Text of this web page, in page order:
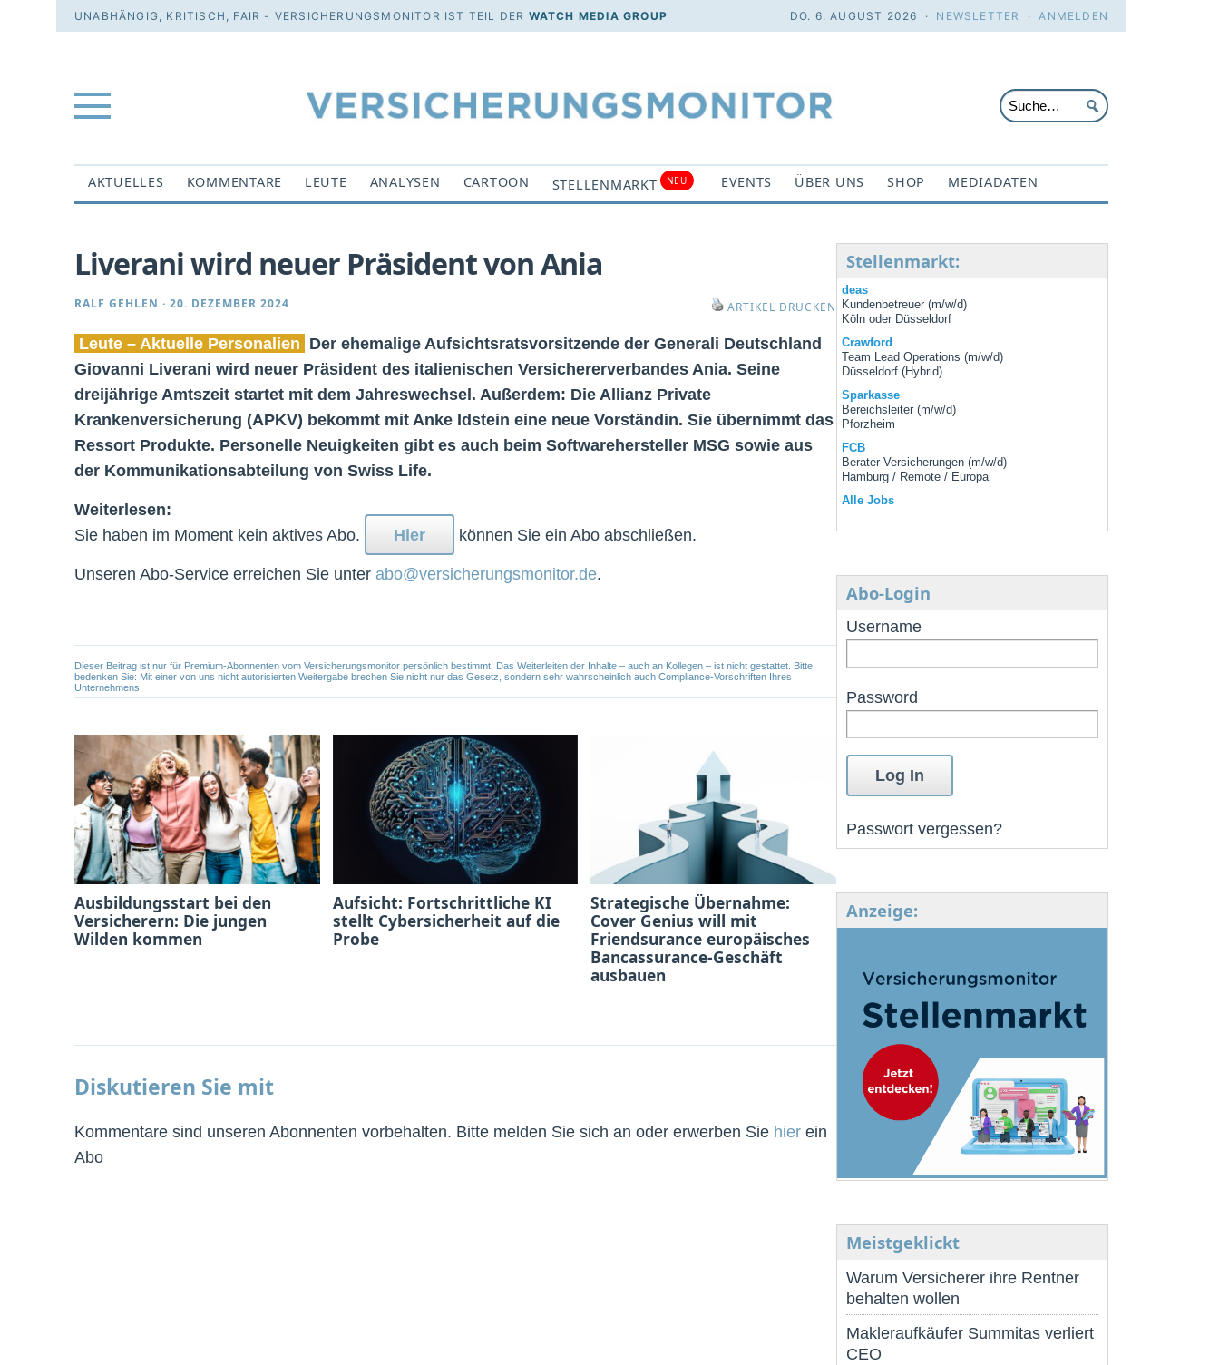
UNABHÄNGIG, KRITISCH, FAIR - VERSICHERUNGSMONITOR IST TEIL DER WATCH MEDIA GROUP DO. 6. AUGUST 2026 · NEWSLETTER ·ANMELDEN
AKTUELLES KOMMENTARE LEUTE ANALYSEN CARTOON STELLENMARKT NEU EVENTS ÜBER UNS SHOP MEDIADATEN
Liverani wird neuer Präsident von Ania
RALF GEHLEN · 20. DEZEMBER 2024 ARTIKEL DRUCKEN
Leute – Aktuelle Personalien Der ehemalige Aufsichtsratsvorsitzende der Generali Deutschland
Giovanni Liverani wird neuer Präsident des italienischen Versichererverbandes Ania. Seine
dreijährige Amtszeit startet mit dem Jahreswechsel. Außerdem: Die Allianz Private
Krankenversicherung (APKV) bekommt mit Anke Idstein eine neue Vorständin. Sie übernimmt das
Ressort Produkte. Personelle Neuigkeiten gibt es auch beim Softwarehersteller MSG sowie aus
der Kommunikationsabteilung von Swiss Life.
Weiterlesen:
Sie haben im Moment kein aktives Abo.
Hier können Sie ein Abo abschließen.
Unseren Abo-Service erreichen Sie unter abo@versicherungsmonitor.de.
Dieser Beitrag ist nur für Premium-Abonnenten vom Versicherungsmonitor persönlich bestimmt. Das Weiterleiten der Inhalte – auch an Kollegen – ist nicht gestattet. Bitte
bedenken Sie: Mit einer von uns nicht autorisierten Weitergabe brechen Sie nicht nur das Gesetz, sondern sehr wahrscheinlich auch Compliance-Vorschriften Ihres
Unternehmens.
Ausbildungsstart bei den
Versicherern: Die jungen
Wilden kommen
Aufsicht: Fortschrittliche KI
stellt Cybersicherheit auf die
Probe
Strategische Übernahme:
Cover Genius will mit
Friendsurance europäisches
Bancassurance-Geschäft
ausbauen
Diskutieren Sie mit
Kommentare sind unseren Abonnenten vorbehalten. Bitte melden Sie sich an oder erwerben Sie hier ein
Abo
Stellenmarkt:
deas
Kundenbetreuer (m/w/d)
Köln oder Düsseldorf
Crawford
Team Lead Operations (m/w/d)
Düsseldorf (Hybrid)
Sparkasse
Bereichsleiter (m/w/d)
Pforzheim
FCB
Berater Versicherungen (m/w/d)
Hamburg / Remote / Europa
Alle Jobs
Abo-Login
Username
Password
Passwort vergessen?
Anzeige:
Meistgeklickt
Warum Versicherer ihre Rentner
behalten wollen
Makleraufkäufer Summitas verliert
CEO